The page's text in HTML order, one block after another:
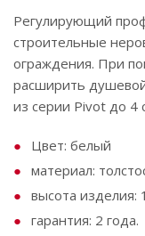
Регулирующий
строительные
ограждения. При
расширить
из серии Pivot до 4
Цвет: белый
материал:
высота изделия:
гарантия: 2 года.